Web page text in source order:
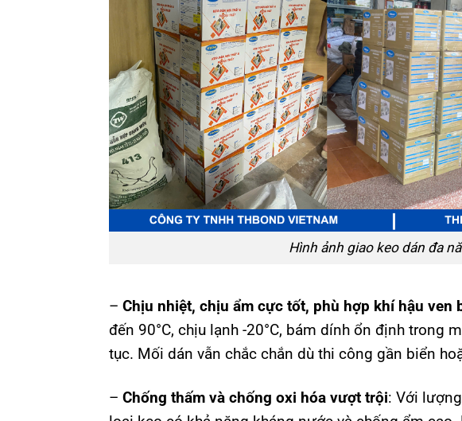
Hình ảnh giao keo dán đa
– Chịu nhiệt, chịu ẩm cực tốt, phù hợp khí hậu ven
đến 90°C, chịu lạnh -20°C, bám dính ổn định trong
tục. Mối dán vẫn chắc chắn dù thi công gần biển
– Chống thấm và chống oxi hóa vượt trội: Với